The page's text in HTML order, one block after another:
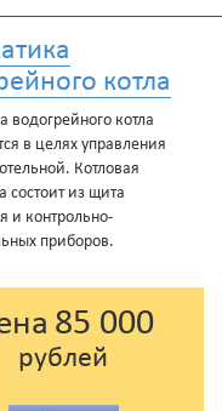
котла
водогрейного котла
в целях управления
Котловая
состоит из щита
и контрольно-
приборов.
85 000
рублей